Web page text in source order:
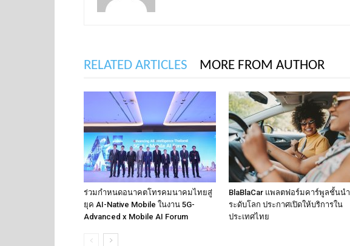
RELATED ARTICLES MORE FROM AUTHOR
ร่วมกำหนดอนาคตโทรคมนาคมไทยสู่
ยุค AI-Native Mobile ในงาน 5G-
Advanced x Mobile AI Forum
BlaBlaCar แพลตฟอร์มคาร์พูลชั้นนำ
ระดับโลก ประกาศเปิดให้บริการใน
ประเทศไทย